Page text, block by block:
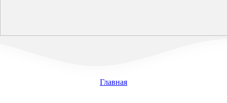
Главная